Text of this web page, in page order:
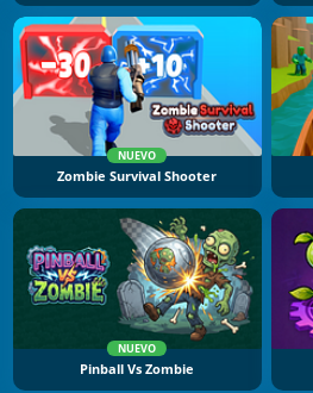
NUEVO
Zombie Survival Shooter
NUEVO
Pinball Vs Zombie